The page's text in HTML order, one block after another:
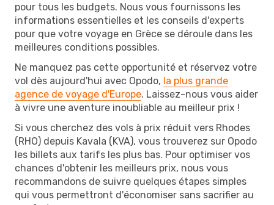
pour tous les budgets. Nous vous fournissons les
informations essentielles et les conseils d'experts
pour que votre voyage en Grèce se déroule dans les
meilleures conditions possibles.
Ne manquez pas cette opportunité et réservez votre
vol dès aujourd'hui avec Opodo, la plus grande
agence de voyage d'Europe. Laissez-nous vous aider
à vivre une aventure inoubliable au meilleur prix !
Si vous cherchez des vols à prix réduit vers Rhodes
(RHO) depuis Kavala (KVA), vous trouverez sur Opodo
les billets aux tarifs les plus bas. Pour optimiser vos
chances d'obtenir les meilleurs prix, nous vous
recommandons de suivre quelques étapes simples
qui vous permettront d'économiser sans sacrifier au